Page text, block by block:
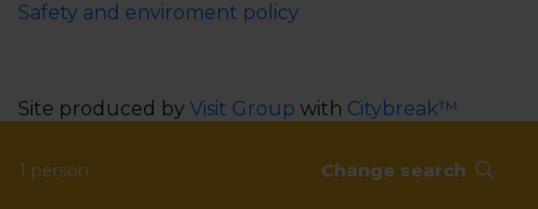
1 person Change search
Safety and enviroment policy
Site produced by Visit Group with Citybreak™
WEBX CMS